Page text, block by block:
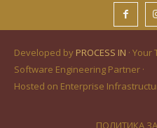
Developed by PROCESS IN ·
Software Engineering Partner ·
Hosted on Enterprise
ПОЛИТИКА